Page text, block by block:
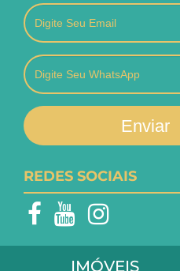
Enviar
REDES SOCIAIS
IMÓVEIS